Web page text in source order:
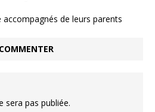
de leurs parents
sera pas publiée.